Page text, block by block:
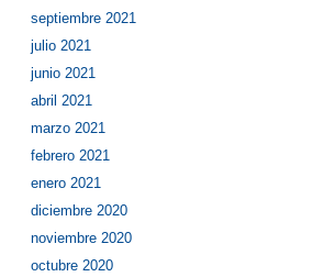
septiembre 2021
julio 2021
junio 2021
abril 2021
marzo 2021
febrero 2021
enero 2021
diciembre 2020
noviembre 2020
octubre 2020